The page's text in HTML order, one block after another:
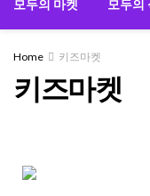
모두의 마켓 모두의
Home 키즈마켓
키즈마켓